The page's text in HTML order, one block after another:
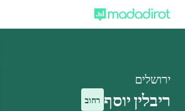
ירושלים
ריבלין יוסף רחוב